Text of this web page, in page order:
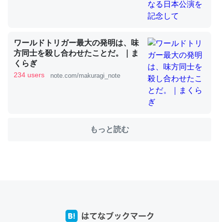
ウチもEchoを実家に置いて４年。でたまに覗いてる。ぼ
位置情報を共有してる。電池残量や充電中かが分かるので
これ見て生きてるなって分かる。
─たまにLINEするくらいだった遠方の父67歳と僕。ITツール導入で
コミュニケーションが劇的に変化した｜tayorini by LIFULL介護
ワールドトリガー最大の発明は、味
方同士を殺し合わせたことだ。｜ま
くらぎ
234 users note.com/makuragi_note
もっと読む